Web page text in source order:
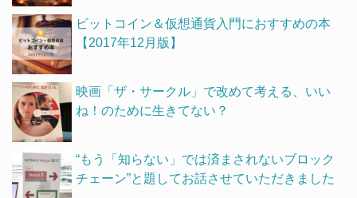
ビットコイン＆仮想通貨入門におすすめの本
【2017年12月版】
映画「ザ・サークル」で改めて考える、いい
ね！のために生きてない？
“もう「知らない」では済まされないブロック
チェーン”と題してお話させていただきました